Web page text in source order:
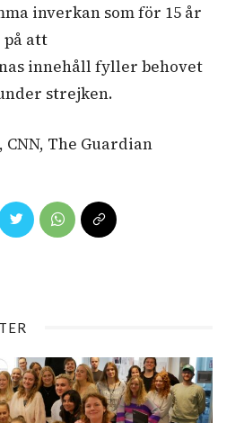
inverkan som för 15 år
på att
innehåll fyller behovet
strejken.
The Guardian